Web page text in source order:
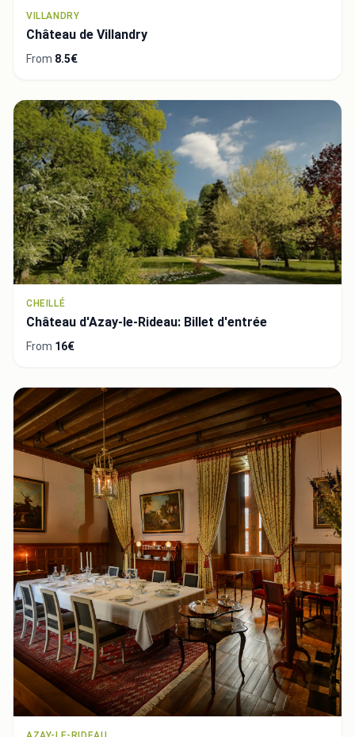
VILLANDRY
Château de Villandry
From 8.5€
CHEILLÉ
Château d'Azay-le-Rideau: Billet d'entrée
From 16€